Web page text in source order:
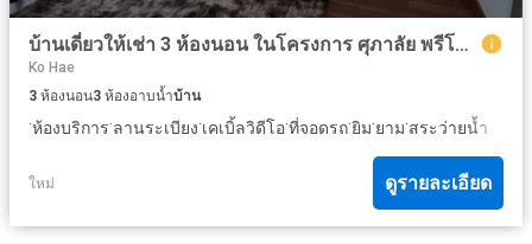
บ้านเดี่ยวให้เช่า 3 ห้องนอน ในโครงการ ศุภาลัย พรีโม่ อนุสาวรีย์ฯ ภูเก็ต
Ko Hae
3 ห้องนอน3 ห้องอาบน้ำบ้าน
·ห้องบริการ·ลานระเบียง·เคเบิ้ลวิดีโอ·ที่จอดรถ·ยิม·ยาม·สระว่ายน้ำ
ใหม่ ดูรายละเอียด